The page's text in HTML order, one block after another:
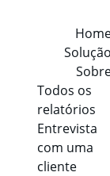
Todos os
relatórios
Entrevista
com uma
cliente